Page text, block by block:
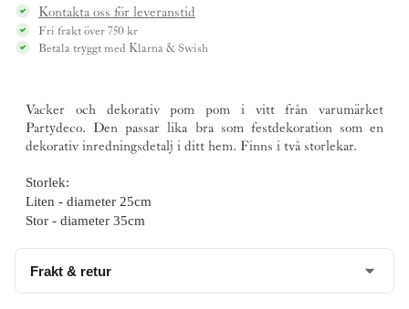
Kontakta oss för leveranstid
Fri frakt över 750 kr
Betala tryggt med Klarna & Swish
Vacker och dekorativ pom pom i vitt från varumärket
Partydeco. Den passar lika bra som festdekoration som en
dekorativ inredningsdetalj i ditt hem. Finns i två storlekar.
Storlek:
Liten - diameter 25cm
Stor - diameter 35cm
Frakt & retur